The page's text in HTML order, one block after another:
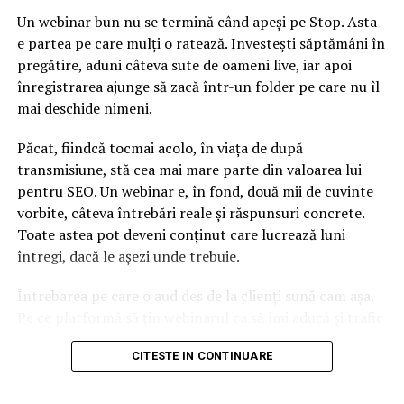
milioane de euro.
Topul este completat de Apple, cu 3,5 milioane de euro,
Huawei Technologies Co Ltd cu 3 milioane de euro şi
Amazon.com Inc 2,75 milioane de euro.
trecut, comisarul european pentru piaţa internă,
Thierry Breton, a prezentat proiectele de legislaţie
europeană – Regulamentul privind serviciile digitale
(DSA) şi Regulamentul privind pieţele digitale (DMA) –
care reglementează mai bine platformele digitale,
acuzate de abuz de putere şi de contribuţie la
propagarea incitării la ură, şi care vor creşte
Acţiunile de lobby ale Google, Facebook, Microsoft,
Un webinar bun nu se termină când apeși pe Stop. Asta
e partea pe care mulți o ratează. Investești săptămâni în
pregătire, aduni câteva sute de oameni live, iar apoi
înregistrarea ajunge să zacă într-un folder pe care nu îl
mai deschide nimeni.
Păcat, fiindcă tocmai acolo, în viața de după
transmisiune, stă cea mai mare parte din valoarea lui
pentru SEO. Un webinar e, în fond, două mii de cuvinte
vorbite, câteva întrebări reale și răspunsuri concrete.
Toate astea pot deveni conținut care lucrează luni
întregi, dacă le așezi unde trebuie.
Întrebarea pe care o aud des de la clienți sună cam așa.
din Google, nu doar lead-uri pe moment? Răspunsul
scurt e că platforma contează, dar nu în felul în care
CITESTE IN CONTINUARE